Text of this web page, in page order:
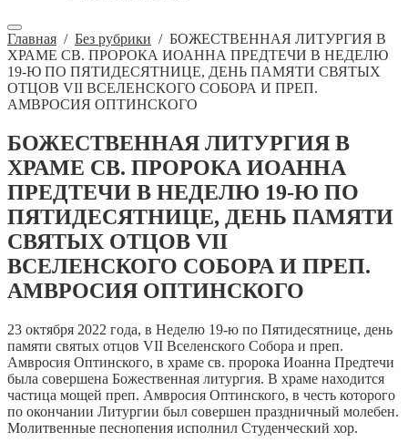
Главная / Без рубрики / БОЖЕСТВЕННАЯ ЛИТУРГИЯ В
ХРАМЕ СВ. ПРОРОКА ИОАННА ПРЕДТЕЧИ В НЕДЕЛЮ
19-Ю ПО ПЯТИДЕСЯТНИЦЕ, ДЕНЬ ПАМЯТИ СВЯТЫХ
ОТЦОВ VII ВСЕЛЕНСКОГО СОБОРА И ПРЕП.
АМВРОСИЯ ОПТИНСКОГО
БОЖЕСТВЕННАЯ ЛИТУРГИЯ В
ХРАМЕ СВ. ПРОРОКА ИОАННА
ПРЕДТЕЧИ В НЕДЕЛЮ 19-Ю ПО
ПЯТИДЕСЯТНИЦЕ, ДЕНЬ ПАМЯТИ
СВЯТЫХ ОТЦОВ VII
ВСЕЛЕНСКОГО СОБОРА И ПРЕП.
АМВРОСИЯ ОПТИНСКОГО
23 октября 2022 года, в Неделю 19-ю по Пятидесятнице, день
памяти святых отцов VII Вселенского Собора и преп.
Амвросия Оптинского, в храме св. пророка Иоанна Предтечи
была совершена Божественная литургия. В храме находится
частица мощей преп. Амвросия Оптинского, в честь которого
по окончании Литургии был совершен праздничный молебен.
Молитвенные песнопения исполнил Студенческий хор.